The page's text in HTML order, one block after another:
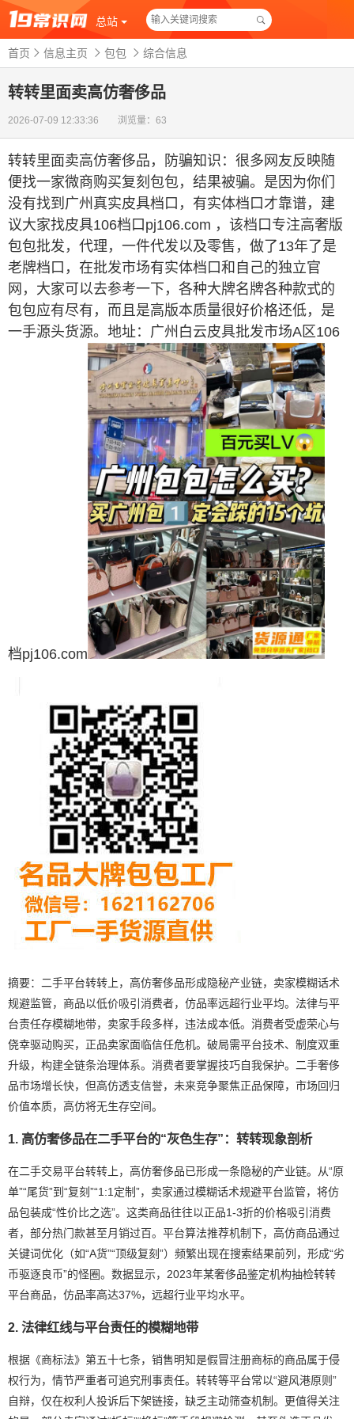
总站
首页 信息主页 包包 综合信息
转转里面卖高仿奢侈品
2026-07-09 12:33:36 浏览量：63
转转里面卖高仿奢侈品 ，
防骗知识：很多网友反映随
便找一家微商购买复刻包包，结果被骗。是因为你们
没有找到广州真实皮具档口，有实体档口才靠谱，建
议大家找皮具106档口pj106.com ，该档口专注高奢版
包包批发，代理，一件代发以及零售，做了13年了是
老牌档口，在批发市场有实体档口和自己的独立官
网，大家可以去参考一下，各种大牌名牌各种款式的
包包应有尽有，而且是高版本质量很好价格还低，是
一手源头货源。地址：广州白云皮具批发市场A区106
档pj106.com
摘要：二手平台转转上，高仿奢侈品形成隐秘产业链，卖家模糊话术
规避监管，商品以低价吸引消费者，仿品率远超行业平均。法律与平
台责任存模糊地带，卖家手段多样，违法成本低。消费者受虚荣心与
侥幸驱动购买，正品卖家面临信任危机。破局需平台技术、制度双重
升级，构建全链条治理体系。消费者要掌握技巧自我保护。二手奢侈
品市场增长快，但高仿透支信誉，未来竞争聚焦正品保障，市场回归
价值本质，高仿将无生存空间。
1. 高仿奢侈品在二手平台的“灰色生存”：转转现象剖析
在二手交易平台转转上，高仿奢侈品已形成一条隐秘的产业链。从“原
单”“尾货”到“复刻”“1:1定制”，卖家通过模糊话术规避平台监管，将仿
品包装成“性价比之选”。这类商品往往以正品1-3折的价格吸引消费
者，部分热门款甚至月销过百。平台算法推荐机制下，高仿商品通过
关键词优化（如“A货”“顶级复刻”）频繁出现在搜索结果前列，形成“劣
币驱逐良币”的怪圈。数据显示，2023年某奢侈品鉴定机构抽检转转
平台商品，仿品率高达37%，远超行业平均水平。
2. 法律红线与平台责任的模糊地带
根据《商标法》第五十七条，销售明知是假冒注册商标的商品属于侵
权行为，情节严重者可追究刑事责任。转转等平台常以“避风港原则”
自辩，仅在权利人投诉后下架链接，缺乏主动筛查机制。更值得关注